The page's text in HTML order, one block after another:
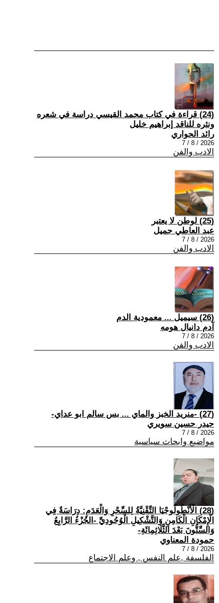
(24) قراءة في كتاب محمد القيسي دراسة في شعره
ونثره للناقد إبراهيم خليل
رائد الحواري
2026 / 8 / 7
الادب والفن
(25) لوطن لا يعتبر
عبد العاطي جميل
2026 / 8 / 7
الادب والفن
(26) سيميل ... معمودية الدم
آدم دانيال هومه
2026 / 8 / 7
الادب والفن
(27) -منريد الخبز والماي ... بس سالم ابو عداي-
حيدر حسين سويري
2026 / 8 / 7
مواضيع وابحاث سياسية
(28) الْأَنْطُولُوجْيَا التِّقْنِيَّةُ لِلسِّحْرِ وَالْعَدَمِ: دِرَاسَةٌ فِي
الْإِمْكَانِ الْكَامِنِ وَالتَّشْكِيلِ الْوُجُودِيِّ -الجُزْءُ الرَّابِعُ
وَالسِّتُّونَ بَعْدَ الثَّلَاثِمِائَةِ-
حمودة المعناوي
2026 / 8 / 7
الفلسفة ,علم النفس , وعلم الاجتماع